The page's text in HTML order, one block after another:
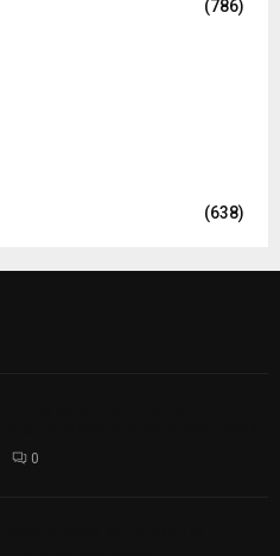
(786)
(638)
0